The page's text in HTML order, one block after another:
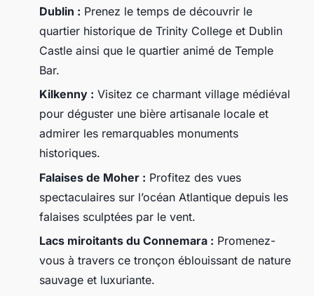
Dublin : Prenez le temps de découvrir le
quartier historique de Trinity College et Dublin
Castle ainsi que le quartier animé de Temple
Bar.
Kilkenny : Visitez ce charmant village médiéval
pour déguster une bière artisanale locale et
admirer les remarquables monuments
historiques.
Falaises de Moher : Profitez des vues
spectaculaires sur l’océan Atlantique depuis les
falaises sculptées par le vent.
Lacs miroitants du Connemara : Promenez-
vous à travers ce tronçon éblouissant de nature
sauvage et luxuriante.